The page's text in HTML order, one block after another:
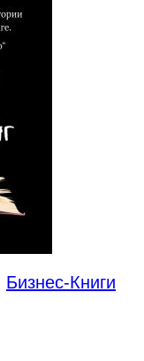
Бизнес-Книги